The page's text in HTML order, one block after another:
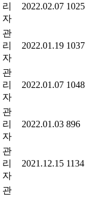
리
자
2022.02.07 1025
관
리
자
2022.01.19 1037
관
리
자
2022.01.07 1048
관
리
자
2022.01.03 896
관
리
자
2021.12.15 1134
관